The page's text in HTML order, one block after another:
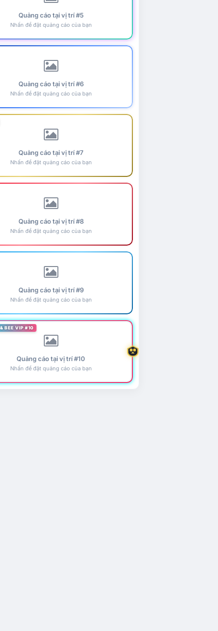
Quảng cáo tại vị trí #5
Nhấn để đặt quảng cáo của bạn
Quảng cáo tại vị trí #6
Nhấn để đặt quảng cáo của bạn
Quảng cáo tại vị trí #7
Nhấn để đặt quảng cáo của bạn
Quảng cáo tại vị trí #8
Nhấn để đặt quảng cáo của bạn
Quảng cáo tại vị trí #9
Nhấn để đặt quảng cáo của bạn
BEE VIP #10
Quảng cáo tại vị trí #10
Nhấn để đặt quảng cáo của bạn